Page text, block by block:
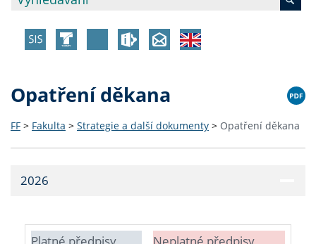
Opatření děkana
FF > Fakulta > Strategie a další dokumenty > Opatření děkana
2026